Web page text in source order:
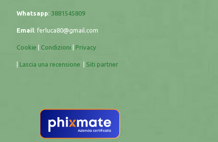
Whatsapp: 3881545809
Email: ferluca80@gmail.com
Cookie Condizioni Privacy
Lascia una recensione Siti partner